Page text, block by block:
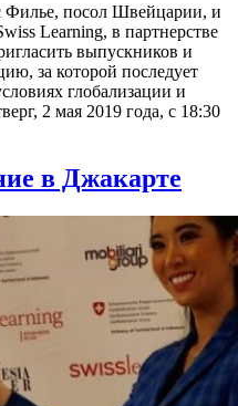
Филье, посол Швейцарии, и
Learning, в партнерстве
выпускников и
за которой последует
глобализации и
2 мая 2019 года, с 18:30
в Джакарте